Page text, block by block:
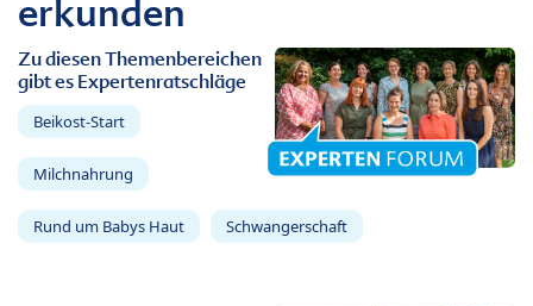
erkunden
Zu diesen Themenbereichen
gibt es Expertenratschläge
Beikost-Start
Milchnahrung
Rund um Babys Haut Schwangerschaft